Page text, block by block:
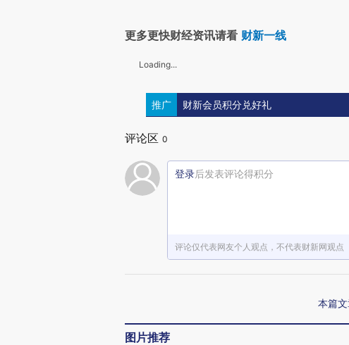
更多更快财经资讯请看 财新一线
Loading...
推广 财新会员积分兑好礼
评论区 0
登录后发表评论得积分
评论仅代表网友个人观点，不代表财新网观点
本篇
图片推荐